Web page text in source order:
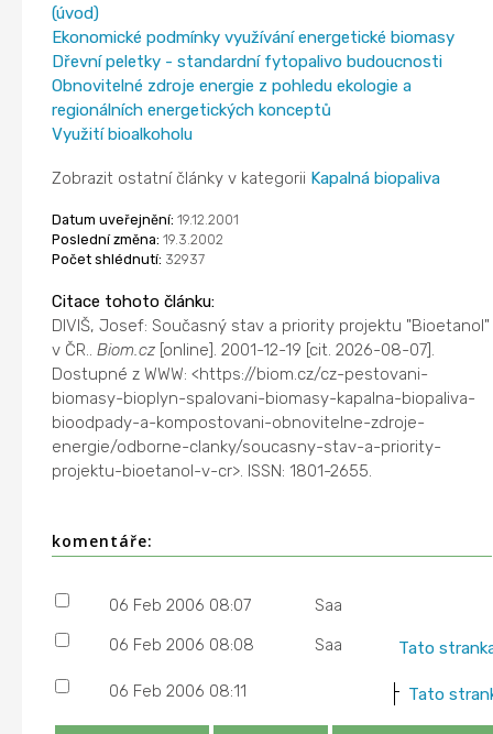
(úvod)
Ekonomické podmínky využívání energetické biomasy
Dřevní peletky - standardní fytopalivo budoucnosti
Obnovitelné zdroje energie z pohledu ekologie a
regionálních energetických konceptů
Využití bioalkoholu
Zobrazit ostatní články v kategorii Kapalná biopaliva
Datum uveřejnění: 19.12.2001
Poslední změna: 19.3.2002
Počet shlédnutí: 32937
Citace tohoto článku:
DIVIŠ, Josef: Současný stav a priority projektu "Bioetanol"
v ČR..Biom.cz [online]. 2001-12-19 [cit. 2026-08-07].
Dostupné z WWW: <https://biom.cz/cz-pestovani-
biomasy-bioplyn-spalovani-biomasy-kapalna-biopaliva-
bioodpady-a-kompostovani-obnovitelne-zdroje-
energie/odborne-clanky/soucasny-stav-a-priority-
projektu-bioetanol-v-cr>. ISSN: 1801-2655.
komentáře:
06 Feb 2006 08:07
Saa
06 Feb 2006 08:08
Saa Tato
06 Feb 2006 08:11 Tato